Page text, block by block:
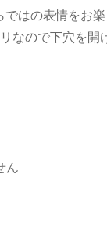
はの表情をお
なので下穴を開
ん